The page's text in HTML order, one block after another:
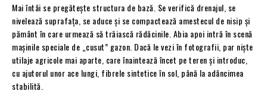
Mai întâi se pregătește structura de bază. Se verifică drenajul, se
nivelează suprafața, se aduce și se compactează amestecul de nisip și
pământ în care urmează să trăiască rădăcinile. Abia apoi intră în scenă
mașinile speciale de „cusut” gazon. Dacă le vezi în fotografii, par niște
utilaje agricole mai aparte, care înaintează încet pe teren și introduc,
cu ajutorul unor ace lungi, fibrele sintetice în sol, până la adâncimea
stabilită.